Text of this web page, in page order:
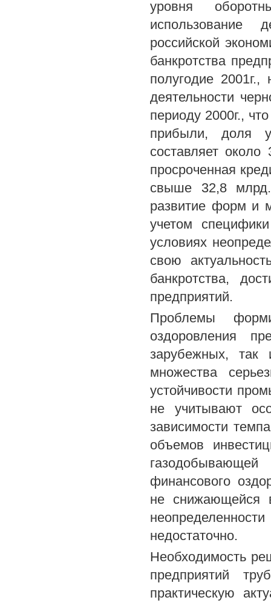
уровня
использование
российской
банкротства
полугодие
деятельности
периоду 2000г.,
прибыли, доля
составляет
просроченная
свыше 32,8
развитие форм и
учетом
условиях
свою
банкротства,
предприятий.
Проблемы
оздоровления
зарубежных, так
множества
устойчивости
не учитывают
зависимости
объемов
финансового
не снижающейся
недостаточно.
Необходимость
предприятий
практическую